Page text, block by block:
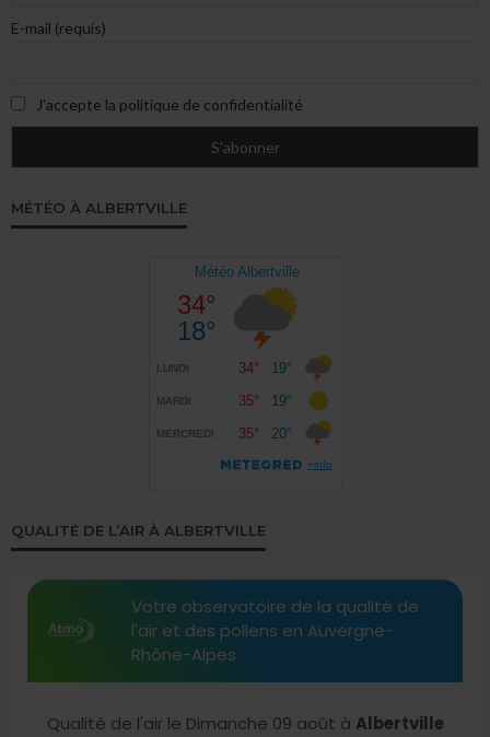
E-mail (requis)
J'accepte la politique de confidentialité
MÉTÉO À ALBERTVILLE
QUALITÉ DE L’AIR À ALBERTVILLE